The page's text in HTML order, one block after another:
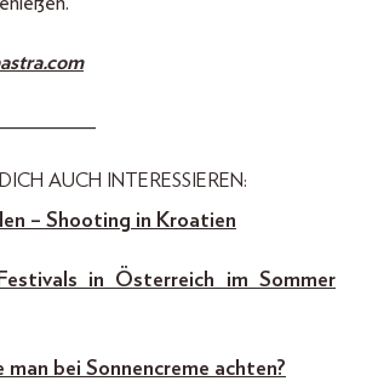
AUCH INTERESSIEREN:
– Shooting in Kroatien
in Österreich im Sommer
bei Sonnencreme achten?